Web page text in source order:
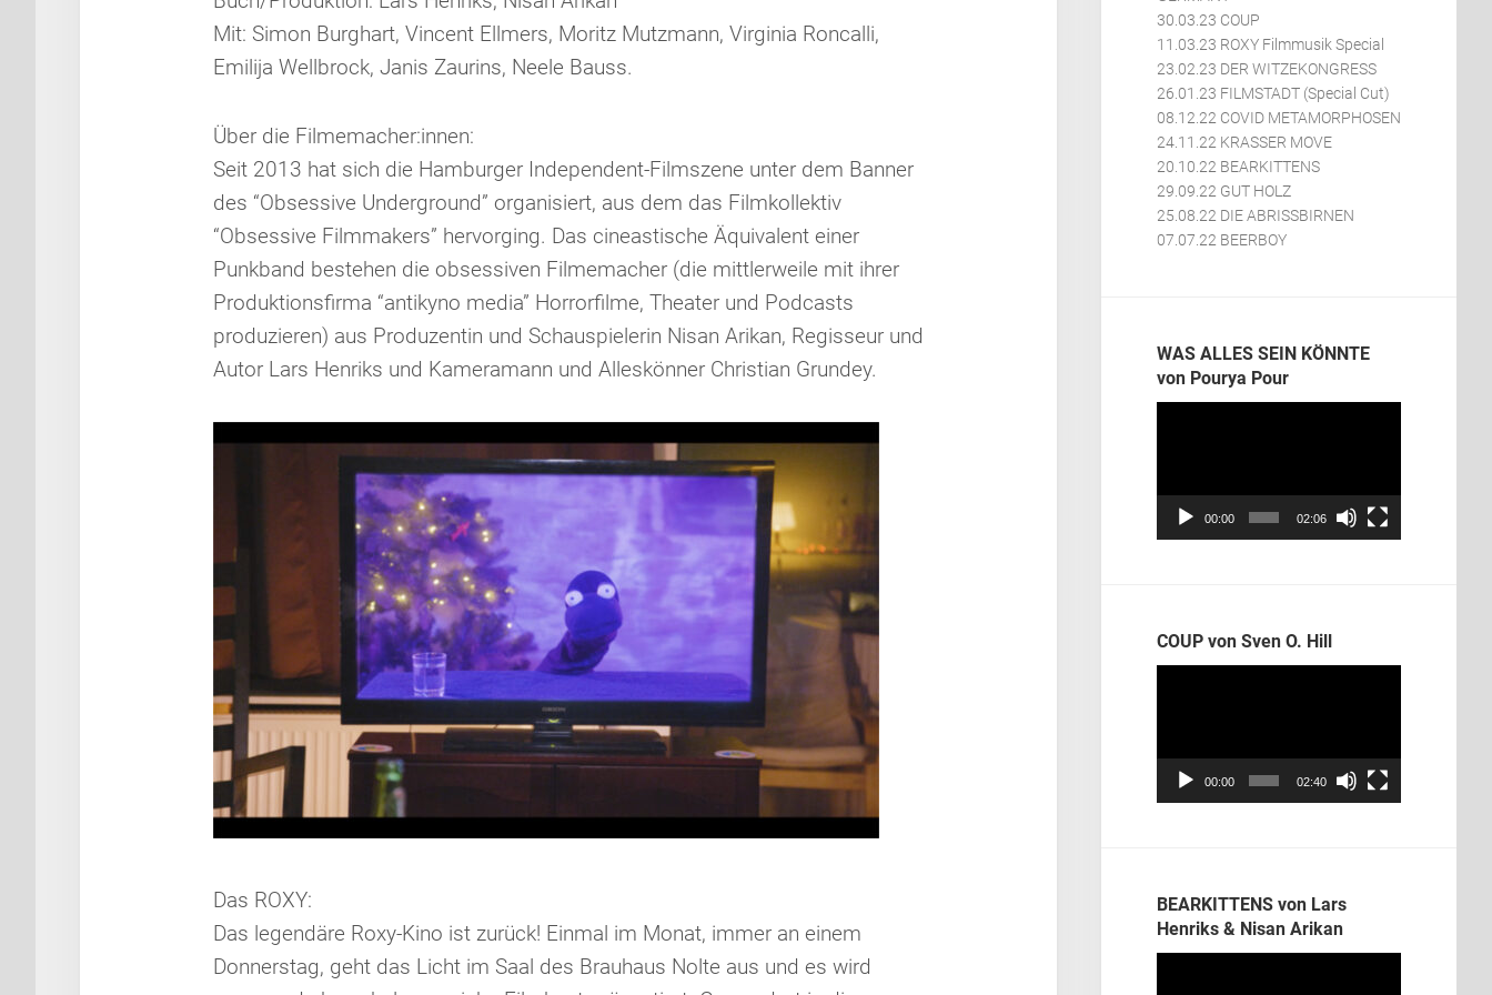
30.03.23 COUP
11.03.23 ROXY Filmmusik Special
23.02.23 DER WITZEKONGRESS
26.01.23 FILMSTADT (Special Cut)
08.12.22 COVID METAMORPHOSEN
24.11.22 KRASSER MOVE
20.10.22 BEARKITTENS
29.09.22 GUT HOLZ
25.08.22 DIE ABRISSBIRNEN
07.07.22 BEERBOY
WAS ALLES SEIN KÖNNTE
von Pourya Pour
00:00 02:06
COUP von Sven O. Hill
00:00 02:40
BEARKITTENS von Lars
Henriks & Nisan Arikan
Mit: Simon Burghart, Vincent Ellmers, Moritz Mutzmann, Virginia Roncalli,
Emilija Wellbrock, Janis Zaurins, Neele Bauss.
Über die Filmemacher:innen:
Seit 2013 hat sich die Hamburger Independent-Filmszene unter dem Banner
des “Obsessive Underground” organisiert, aus dem das Filmkollektiv
“Obsessive Filmmakers” hervorging. Das cineastische Äquivalent einer
Punkband bestehen die obsessiven Filmemacher (die mittlerweile mit ihrer
Produktionsfirma “antikyno media” Horrorfilme, Theater und Podcasts
produzieren) aus Produzentin und Schauspielerin Nisan Arikan, Regisseur und
Autor Lars Henriks und Kameramann und Alleskönner Christian Grundey.
Das ROXY:
Das legendäre Roxy-Kino ist zurück! Einmal im Monat, immer an einem
Donnerstag, geht das Licht im Saal des Brauhaus Nolte aus und es wird